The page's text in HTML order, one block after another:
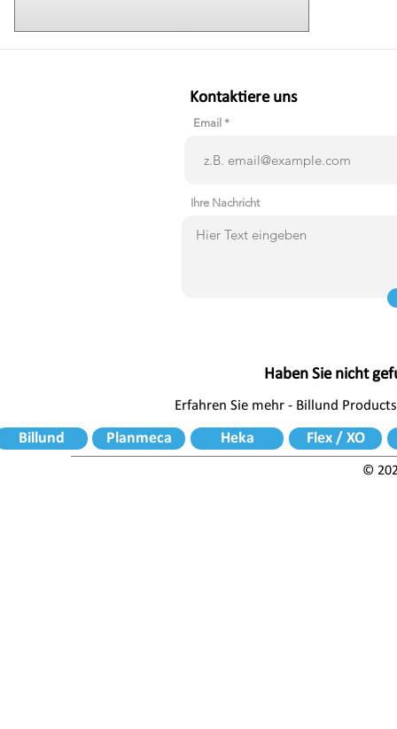
Kontaktiere uns
Email
Ihre Nachricht
Haben Sie nicht
Erfahren Sie mehr - Billund
Billund Planmeca Heka Flex / XO
©